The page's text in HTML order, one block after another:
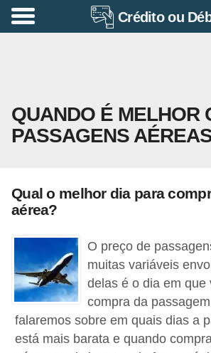
Crédito ou
QUANDO É MELHOR
PASSAGENS
Qual o melhor dia para
aérea?
O preço de
muitas variáveis
delas é o dia em que
compra da
falaremos sobre em quais dias a
está mais barata e quando
A
e
n
d
i
a
B
a